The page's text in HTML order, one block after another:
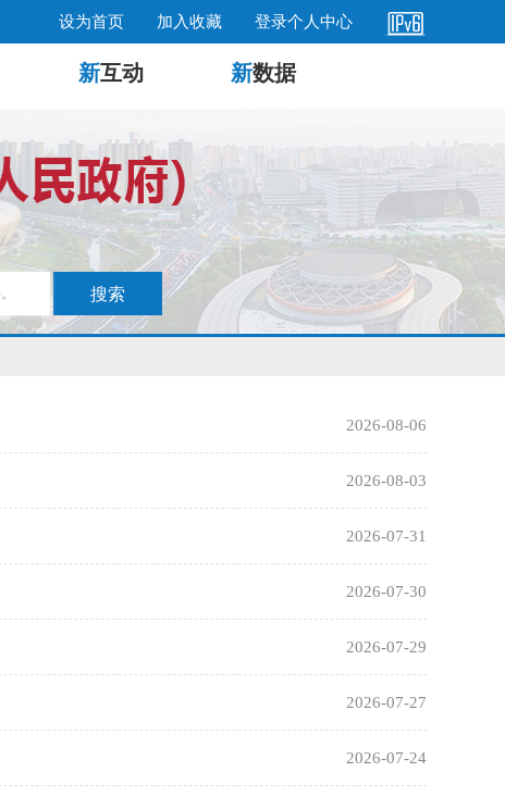
设为首页 加入收藏 登录个人中心
新互动 新数据
2026-08-06
2026-08-03
2026-07-31
2026-07-30
2026-07-29
2026-07-27
2026-07-24